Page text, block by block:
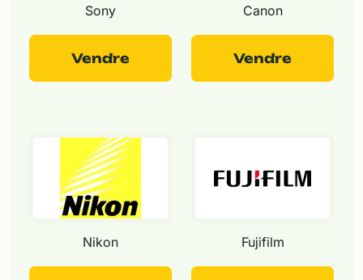
Sony
Vendre
Canon
Vendre
Nikon Fujifilm